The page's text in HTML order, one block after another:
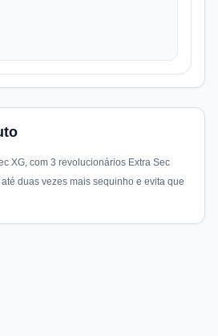
XG, com 3 revolucionários Extra Sec
duas vezes mais sequinho e evita que